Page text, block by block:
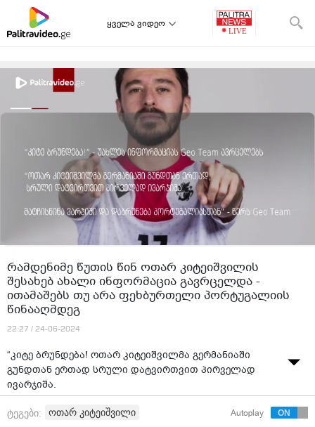
ყველა ვიდეო
რამდენიმე წუთის წინ ოთარ კიტეიშვილის
შესახებ ახალი ინფორმაცია გავრცელდა -
ითამაშებს თუ არა ფეხბურთელი პორტუგალიის
წინააღმდეგ
22:27 / 24-06-2024
“კიტე ბრუნდება! ოთარ კიტეიშვილმა გერმანიაში
გუნდთან ერთად სრული დატვირთვით პირველად
ივარჯიშა.
მატჩისწინა ვარჯიში და დაბრუნება პორტუგალიასთან“
ტეგები: ოთარ კიტეიშვილი Autoplay